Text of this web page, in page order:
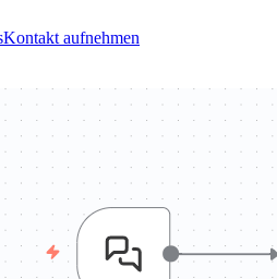
Kontakt aufnehmen